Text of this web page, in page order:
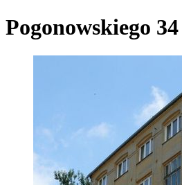
Pogonowskiego 34